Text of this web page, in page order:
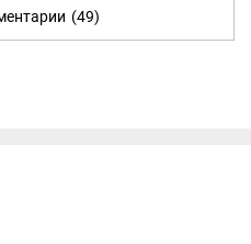
(49)